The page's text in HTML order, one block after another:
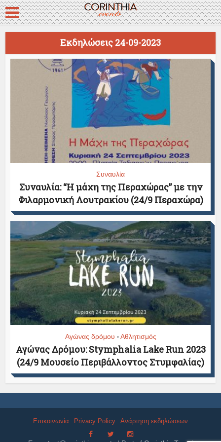
Εκδηλώσεις 24-09-2023
Συναυλία
Συναυλία: “Η μάχη της Περαχώρας” με την
Φιλαρμονική Λουτρακίου (24/9 Περαχώρα)
Αγώνας δρόμου • Αθλητισμός
Αγώνας Δρόμου: Stymphalia Lake Run 2023
(24/9 Μουσείο Περιβάλλοντος Στυμφαλίας)
Επικοινωνία Privacy Policy Ανάρτηση εκδηλώσεων